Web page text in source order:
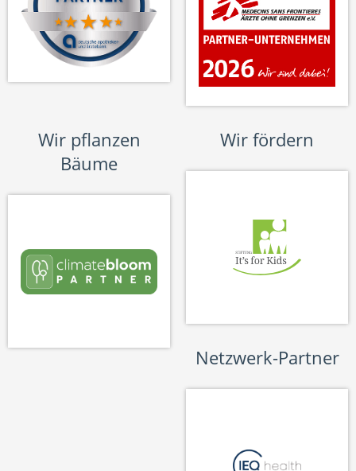
Wir pflanzen
Bäume
Wir fördern
Netzwerk-Partner